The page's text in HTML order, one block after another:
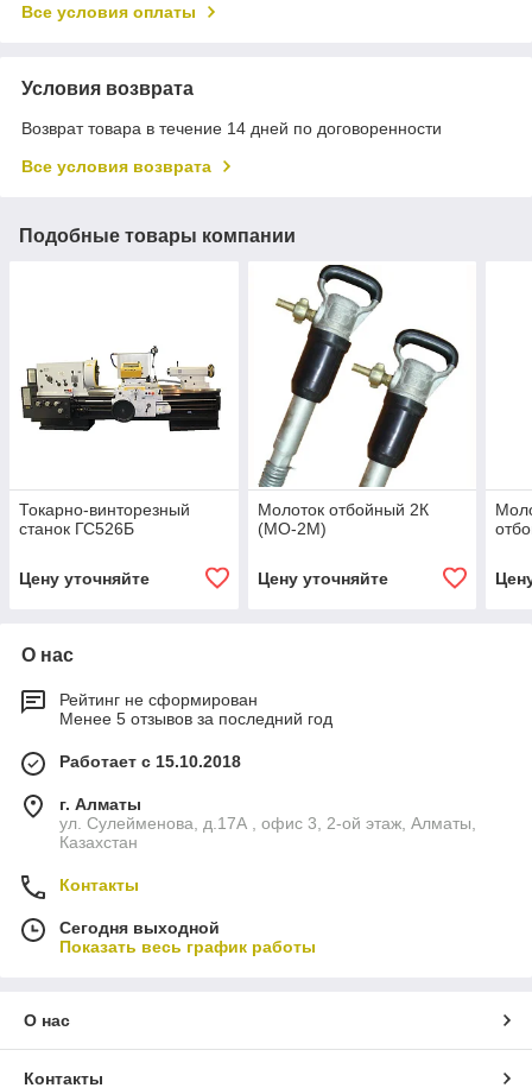
Все условия оплаты
Условия возврата
Возврат товара в течение 14 дней по договоренности
Все условия возврата
Подобные товары компании
Токарно-винторезный
станок ГС526Б
Цену уточняйте
Молоток отбойный 2К
(МО-2М)
Цену уточняйте
О нас
Рейтинг не сформирован
Менее 5 отзывов за последний год
Работает с 15.10.2018
г. Алматы
ул. Сулейменова, д.17А , офис 3, 2-ой этаж, Алматы,
Казахстан
Контакты
Сегодня выходной
Показать весь график работы
О нас
Контакты